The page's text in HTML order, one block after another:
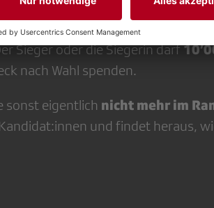
Live-Bandtreten die
Sieger oder die Siegerin darf
nach Wahl spenden.
sonst eigentlich nicht mehr im
und findet heraus,